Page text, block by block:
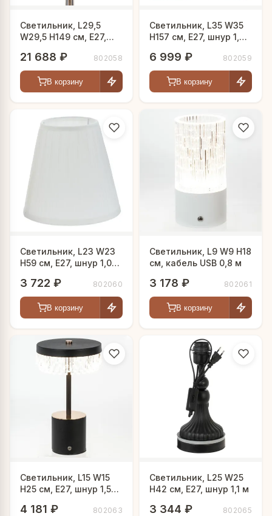
Светильник, L29,5
W29,5 H149 см, Е27,
21 688 ₽ 802058
В корзину
Светильник, L35 W35
H157 см, Е27, шнур 1,8
6 999 ₽ 802059
В корзину
Светильник, L23 W23
H59 см, Е27, шнур 1,06
3 722 ₽ 802060
В корзину
Светильник, L9 W9 H18
см, кабель USB 0,8 м
3 178 ₽ 802061
В корзину
Светильник, L15 W15
H25 см, Е27, шнур 1,55
4 181 ₽ 802063
Светильник, L25 W25
H42 см, Е27, шнур 1,1 м
3 344 ₽ 802065